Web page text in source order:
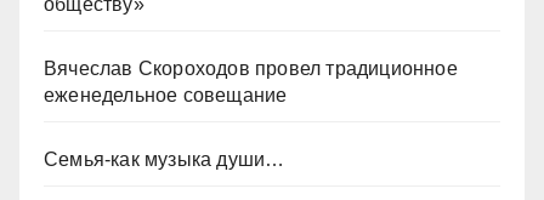
обществу»
Вячеслав Скороходов провел традиционное
еженедельное совещание
Семья-как музыка души…